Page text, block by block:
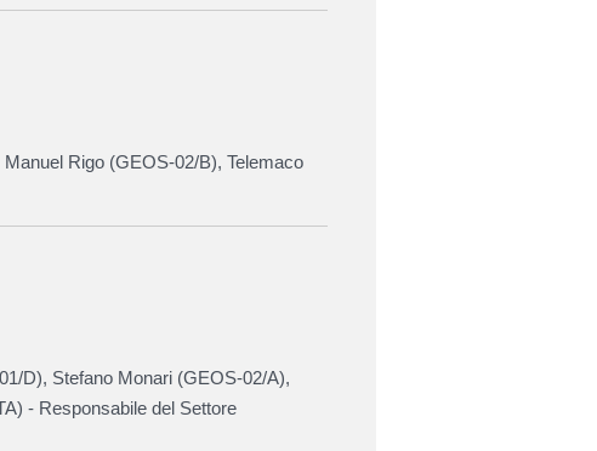
Manuel Rigo (GEOS-02/B), Telemaco
D), Stefano Monari (GEOS-02/A),
- Responsabile del Settore